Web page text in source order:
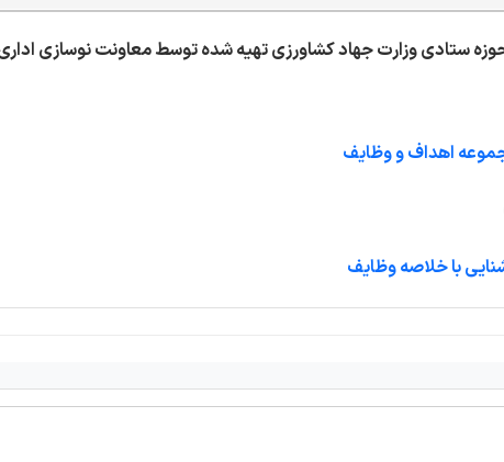
ستادی وزارت جهاد کشاورزی تهیه شده توسط معاونت نوسازی
اهداف و وظایف
با خلاصه وظایف